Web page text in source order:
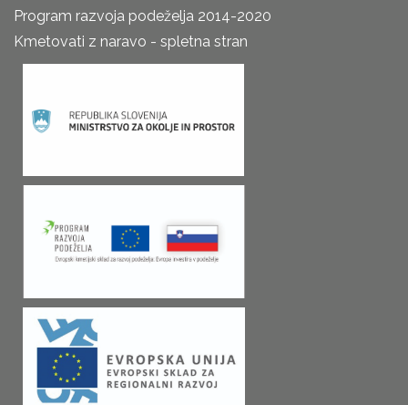
Program razvoja podeželja 2014-2020
Kmetovati z naravo - spletna stran